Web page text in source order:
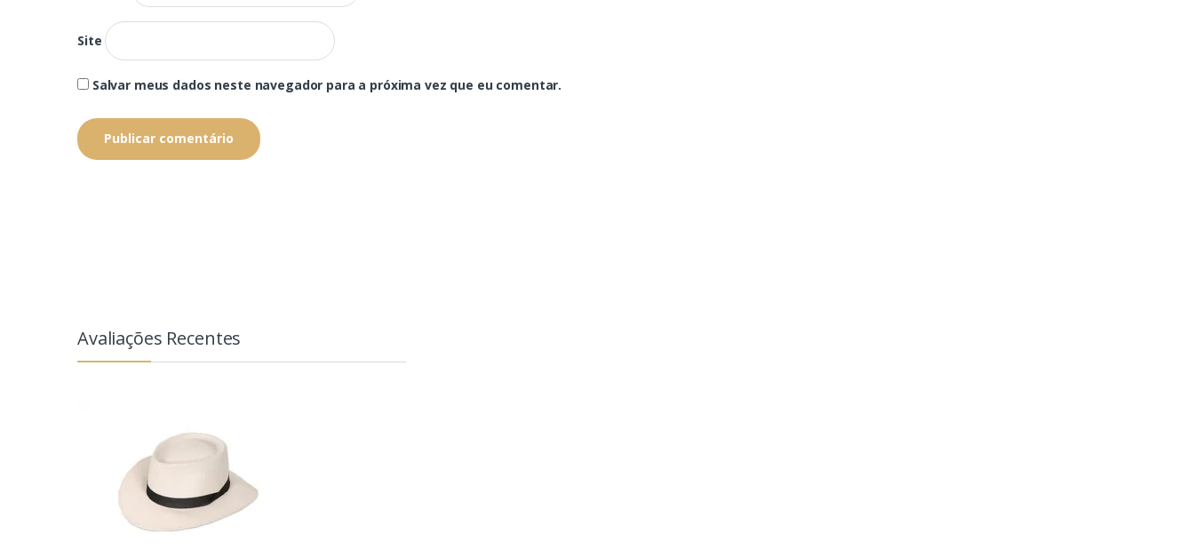
Site
Salvar meus dados neste navegador para a próxima vez que eu comentar.
Avaliações Recentes